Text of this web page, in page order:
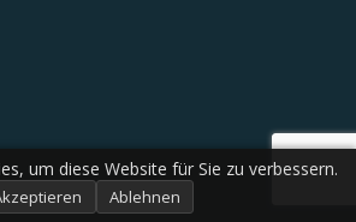
um diese Website für Sie zu verbessern.
Ablehnen